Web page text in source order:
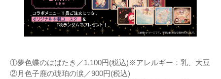
①夢色蝶のはばたき／1,100円(税込)※アレルギー：乳、大豆
②月色子鹿の琥珀の涙／900円(税込)